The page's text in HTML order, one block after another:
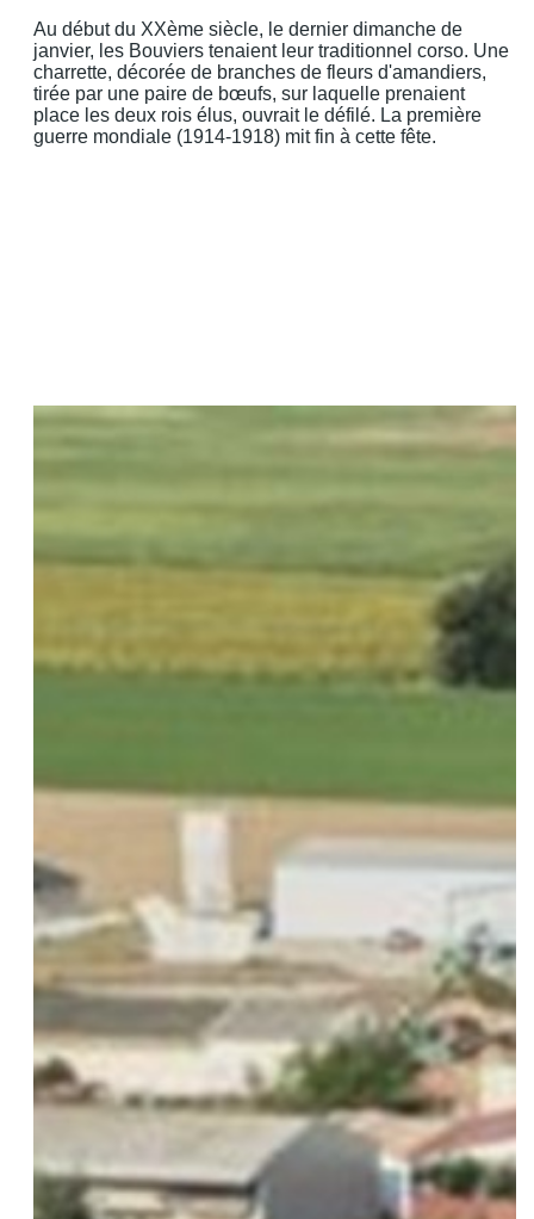
Au début du XXème siècle, le dernier dimanche de
janvier, les Bouviers tenaient leur traditionnel corso. Une
charrette, décorée de branches de fleurs d'amandiers,
tirée par une paire de bœufs, sur laquelle prenaient
place les deux rois élus, ouvrait le défilé. La première
guerre mondiale (1914-1918) mit fin à cette fête.